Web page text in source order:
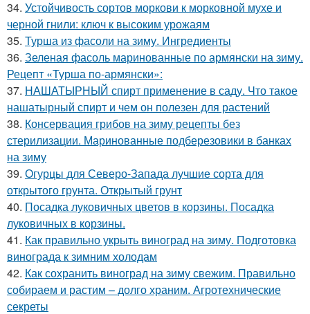
34. Устойчивость сортов моркови к морковной мухе и
черной гнили: ключ к высоким урожаям
35. Турша из фасоли на зиму. Ингредиенты
36. Зеленая фасоль маринованные по армянски на зиму.
Рецепт «Турша по-армянски»:
37. НАШАТЫРНЫЙ спирт применение в саду. Что такое
нашатырный спирт и чем он полезен для растений
38. Консервация грибов на зиму рецепты без
стерилизации. Маринованные подберезовики в банках
на зиму
39. Огурцы для Северо-Запада лучшие сорта для
открытого грунта. Открытый грунт
40. Посадка луковичных цветов в корзины. Посадка
луковичных в корзины.
41. Как правильно укрыть виноград на зиму. Подготовка
винограда к зимним холодам
42. Как сохранить виноград на зиму свежим. Правильно
собираем и растим – долго храним. Агротехнические
секреты